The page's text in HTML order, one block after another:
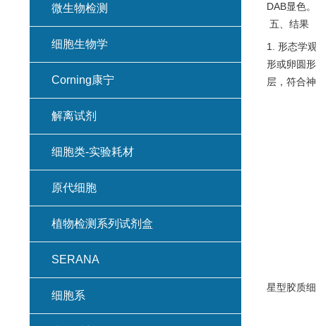
DAB显色。
五、结果
1. 形态学
形或卵圆
层，符合
星型胶质
微生物检测
细胞生物学
Corning康宁
解离试剂
细胞类-实验耗材
原代细胞
植物检测系列试剂盒
SERANA
细胞系